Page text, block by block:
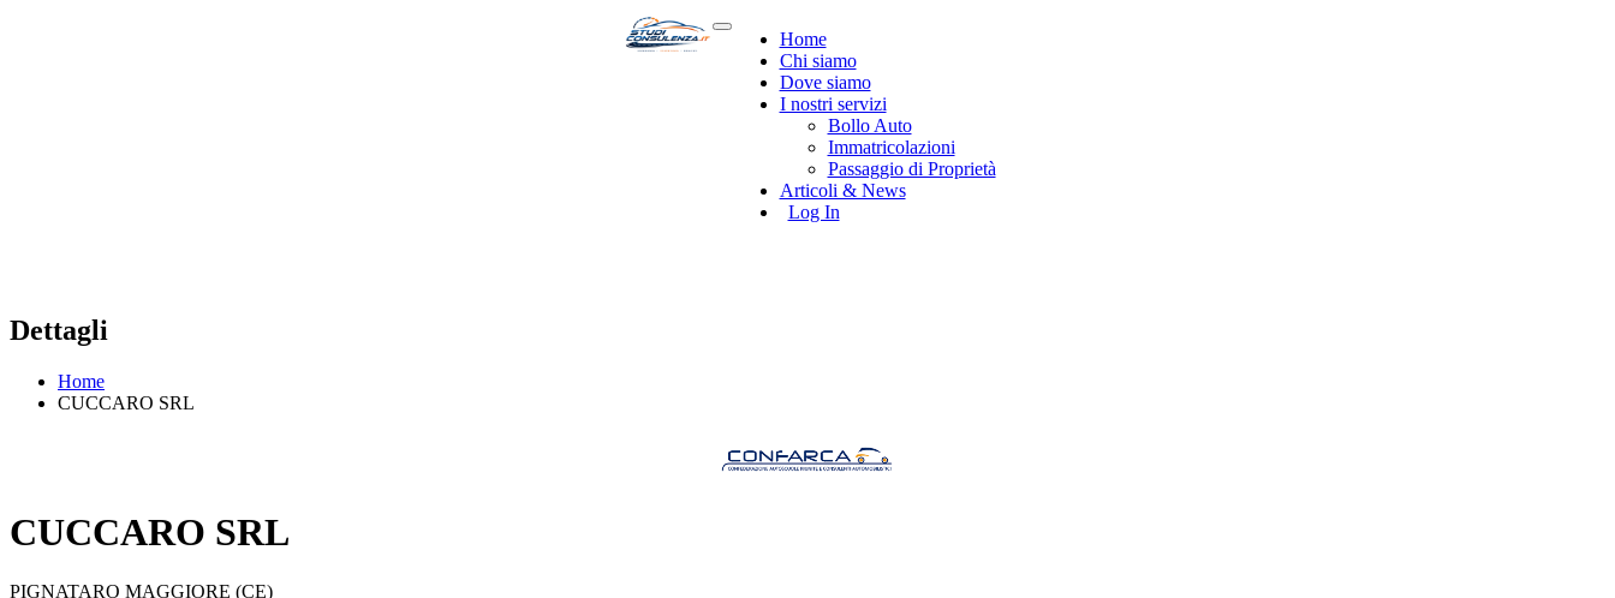
Home
Chi siamo
Dove siamo
I nostri servizi
Bollo Auto
Immatricolazioni
Passaggio di Proprietà
Articoli & News
Log In
Dettagli
Home
CUCCARO SRL
CUCCARO SRL
PIGNATARO MAGGIORE (CE)